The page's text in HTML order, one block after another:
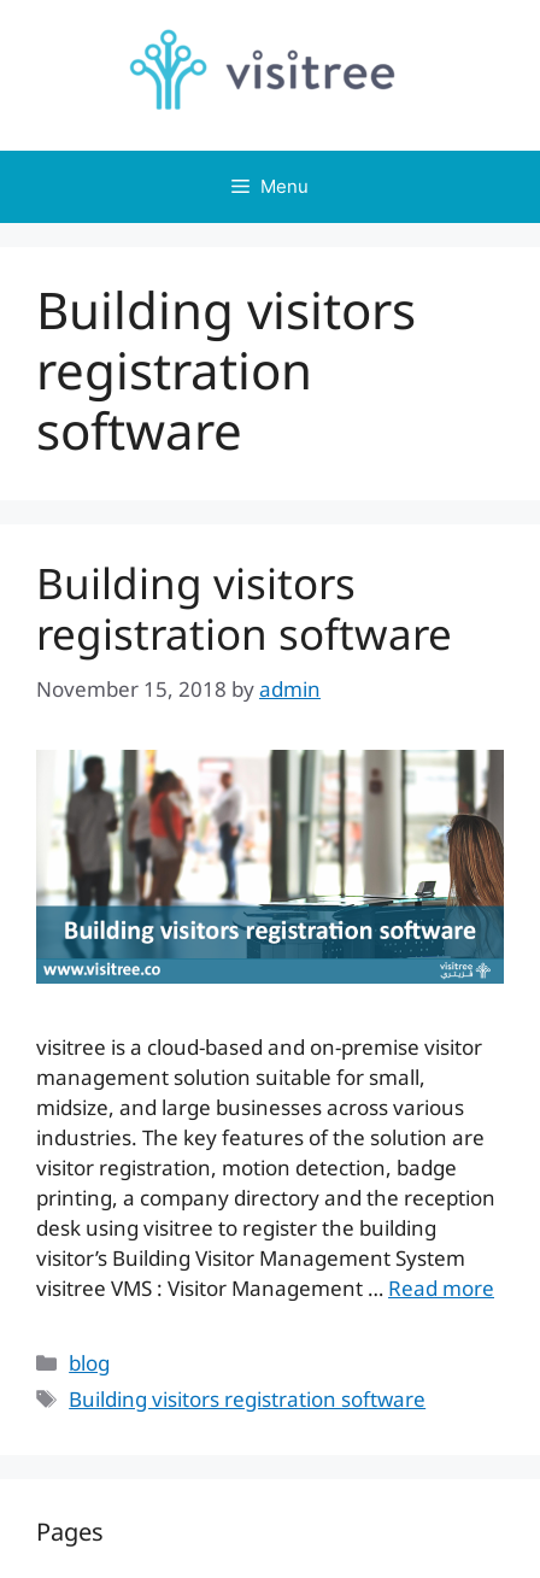
Menu
Building visitors
registration
software
Building visitors
registration software
November 15, 2018byadmin
visitree is a cloud-based and on-premise visitor
management solution suitable for small,
midsize, and large businesses across various
industries. The key features of the solution are
visitor registration, motion detection, badge
printing, a company directory and the reception
desk using visitree to register the building
visitor’s Building Visitor Management System
visitree VMS : Visitor Management …Read more
Categories
blog
Tags
Building visitors registration software
Pages